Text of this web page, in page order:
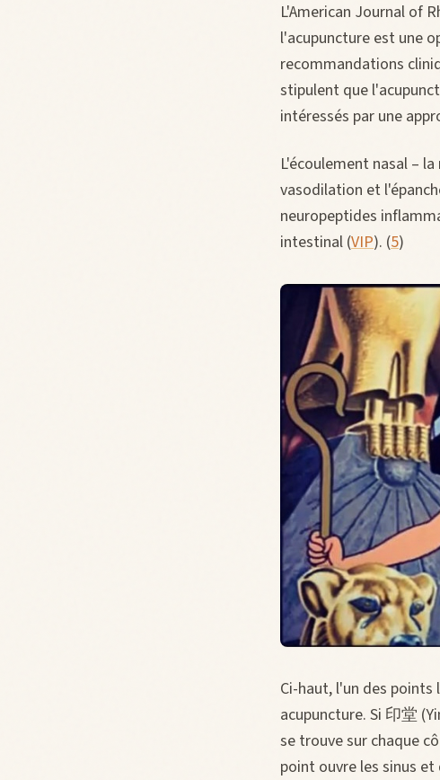
L'American Journal of
l'acupuncture est une
recommandations
stipulent que
intéressés par une
L'écoulement nasal –
vasodilation et
neuropeptides
intestinal (VIP). (5)
Ci-haut, l'un des
acupuncture. Si 印堂
se trouve sur chaque
point ouvre les sinus